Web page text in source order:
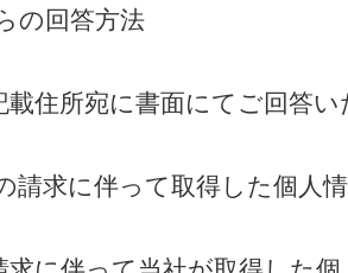
の回答方法
載住所宛に書面にてご回答
求に伴って取得した個人